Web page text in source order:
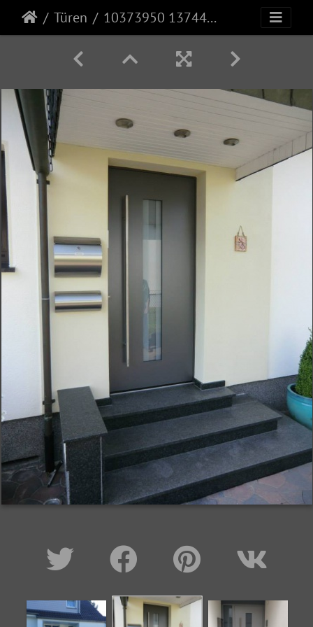
Türen 10373950 1374497789511667 949467742612101539 n